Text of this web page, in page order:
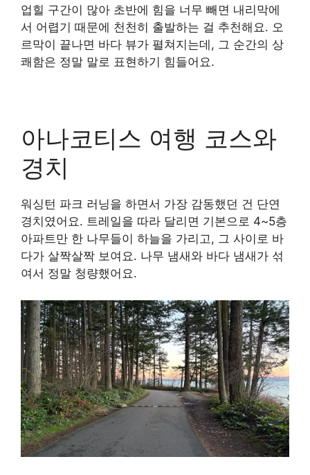
업힐 구간이 많아 초반에 힘을 너무 빼면 내리막에
서 어렵기 때문에 천천히 출발하는 걸 추천해요. 오
르막이 끝나면 바다 뷰가 펼쳐지는데, 그 순간의 상
쾌함은 정말 말로 표현하기 힘들어요.
아나코티스 여행 코스와
경치
워싱턴 파크 러닝을 하면서 가장 감동했던 건 단연
경치였어요. 트레일을 따라 달리면 기본으로 4~5층
아파트만 한 나무들이 하늘을 가리고, 그 사이로 바
다가 살짝살짝 보여요. 나무 냄새와 바다 냄새가 섞
여서 정말 청량했어요.